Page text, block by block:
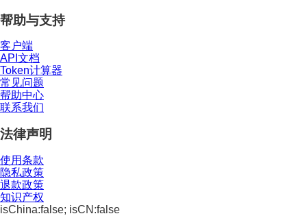
帮助与支持
客户端
API文档
Token计算器
常见问题
帮助中心
联系我们
法律声明
使用条款
隐私政策
退款政策
知识产权
isChina:false; isCN:false